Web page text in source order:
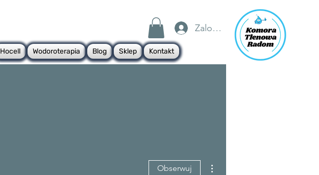
Zaloguj się
Hocell Wodoroterapia Blog Sklep Kontakt
Obserwuj